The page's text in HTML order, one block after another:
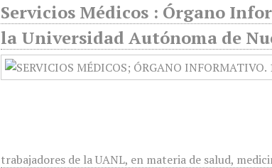
Servicios Médicos : Órgano
la Universidad Autónoma de
trabajadores de la UANL, en materia de salud,